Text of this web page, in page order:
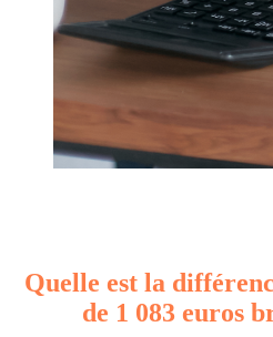
Quelle est la
de 1 083 euros